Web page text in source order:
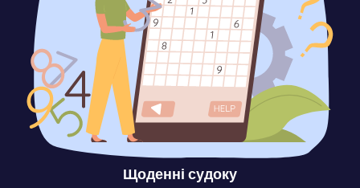
Щоденні судоку